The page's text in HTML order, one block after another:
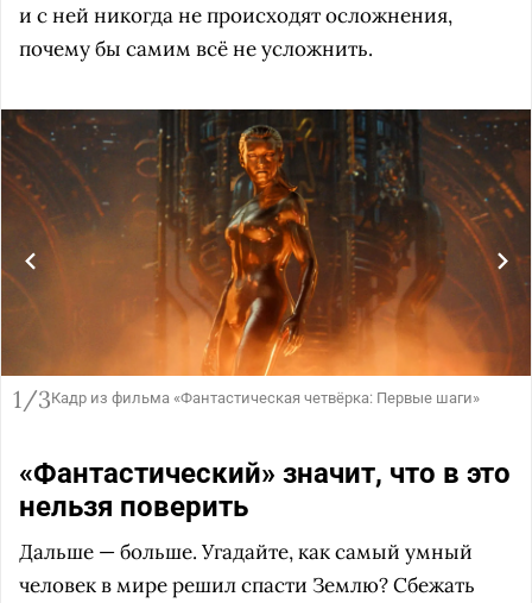
и с ней никогда не происходят осложнения,
почему бы самим всё не усложнить.
1/3Кадр из фильма «Фантастическая четвёрка: Первые шаги»
«Фантастический» значит, что в это
нельзя поверить
Дальше — больше. Угадайте, как самый умный
человек в мире решил спасти Землю? Сбежать